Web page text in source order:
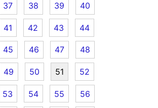
37 38 39 40
41 42 43 44
45 46 47 48
49 50 51 52
53 54 55 56